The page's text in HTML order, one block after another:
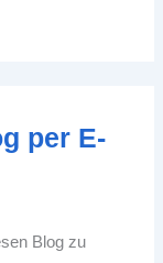
per E-
Blog zu